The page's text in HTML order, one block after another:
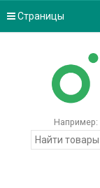
Страницы
Например: